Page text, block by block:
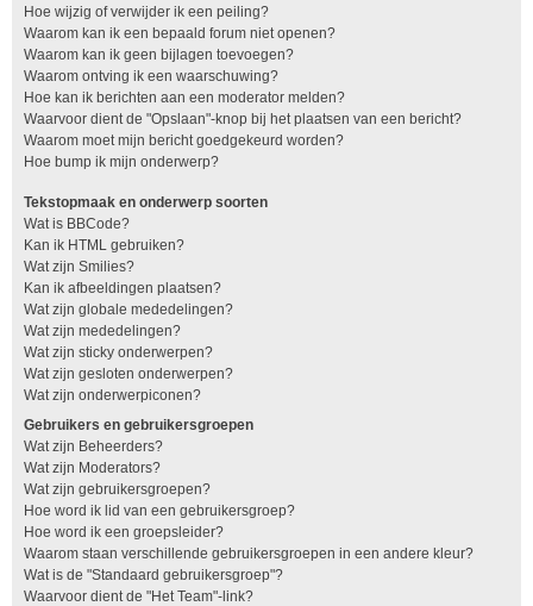
Hoe wijzig of verwijder ik een peiling?
Waarom kan ik een bepaald forum niet openen?
Waarom kan ik geen bijlagen toevoegen?
Waarom ontving ik een waarschuwing?
Hoe kan ik berichten aan een moderator melden?
Waarvoor dient de "Opslaan"-knop bij het plaatsen van een bericht?
Waarom moet mijn bericht goedgekeurd worden?
Hoe bump ik mijn onderwerp?
Tekstopmaak en onderwerp soorten
Wat is BBCode?
Kan ik HTML gebruiken?
Wat zijn Smilies?
Kan ik afbeeldingen plaatsen?
Wat zijn globale mededelingen?
Wat zijn mededelingen?
Wat zijn sticky onderwerpen?
Wat zijn gesloten onderwerpen?
Wat zijn onderwerpiconen?
Gebruikers en gebruikersgroepen
Wat zijn Beheerders?
Wat zijn Moderators?
Wat zijn gebruikersgroepen?
Hoe word ik lid van een gebruikersgroep?
Hoe word ik een groepsleider?
Waarom staan verschillende gebruikersgroepen in een andere kleur?
Wat is de "Standaard gebruikersgroep"?
Waarvoor dient de "Het Team"-link?